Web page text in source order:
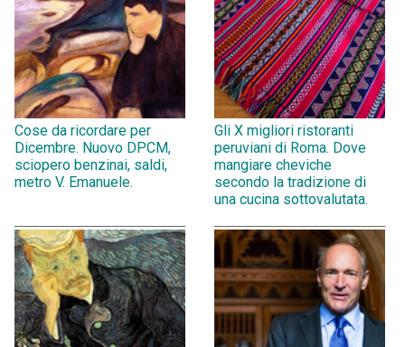
Cose da ricordare per
Dicembre. Nuovo DPCM,
sciopero benzinai, saldi,
metro V. Emanuele.
Gli X migliori ristoranti
peruviani di Roma. Dove
mangiare cheviche
secondo la tradizione di
una cucina sottovalutata.